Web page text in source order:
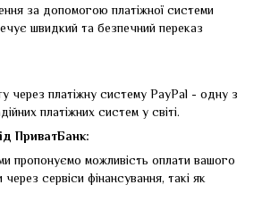
за допомогою платіжної системи
швидкий та безпечний переказ
через платіжну систему PayPal - одну з
платіжних систем у світі.
ПриватБанк:
пропонуємо можливість оплати вашого
сервіси фінансування, такі як